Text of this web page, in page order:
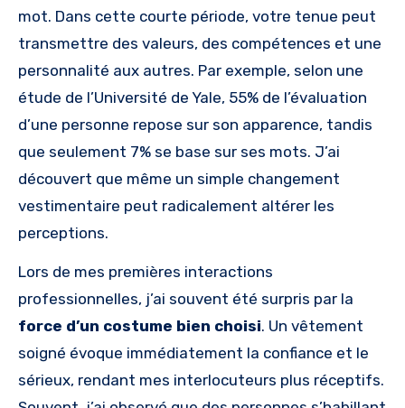
mot. Dans cette courte période, votre tenue peut
transmettre des valeurs, des compétences et une
personnalité aux autres. Par exemple, selon une
étude de l’Université de Yale, 55% de l’évaluation
d’une personne repose sur son apparence, tandis
que seulement 7% se base sur ses mots. J’ai
découvert que même un simple changement
vestimentaire peut radicalement altérer les
perceptions.
Lors de mes premières interactions
professionnelles, j’ai souvent été surpris par la
force d’un costume bien choisi. Un vêtement
soigné évoque immédiatement la confiance et le
sérieux, rendant mes interlocuteurs plus réceptifs.